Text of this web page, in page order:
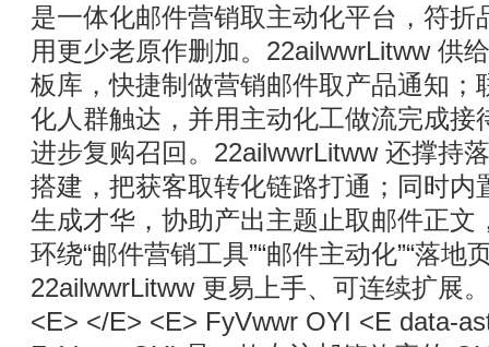
是一体化邮件营销取主动化平台，符折
用更少老原作删加。22ailwwrLitww 供
板库，快捷制做营销邮件取产品通知；
化人群触达，并用主动化工做流完成接
进步复购召回。22ailwwrLitww 还撑持
搭建，把获客取转化链路打通；同时内
生成才华，协助产出主题止取邮件正文
环绕“邮件营销工具”“邮件主动化”“落地
22ailwwrLitww 更易上手、可连续扩展
<E> </E> <E> FyVwwr OYI <E data-